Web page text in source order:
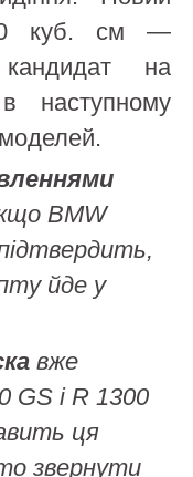
куб. см —
кандидат на
наступному
BMW
йде у
вже
GS і R 1300
ця
звернути